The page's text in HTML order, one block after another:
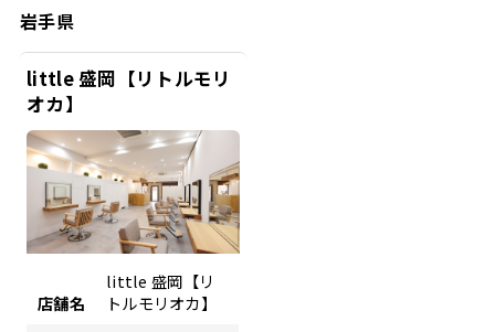
岩手県
little 盛岡【リトルモリ
オカ】
店舗名
little 盛岡【リ
トルモリオカ】